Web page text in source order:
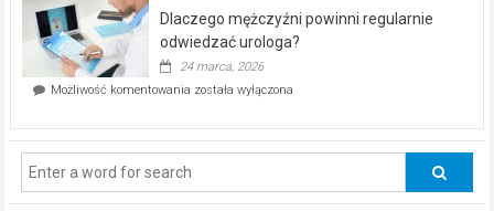
poczucia,
że
ciągle
na
Dlaczego mężczyźni powinni regularnie
odwiedzać urologa?
24 marca, 2026
Możliwość komentowania Dlaczego
regularnie
została wyłączona